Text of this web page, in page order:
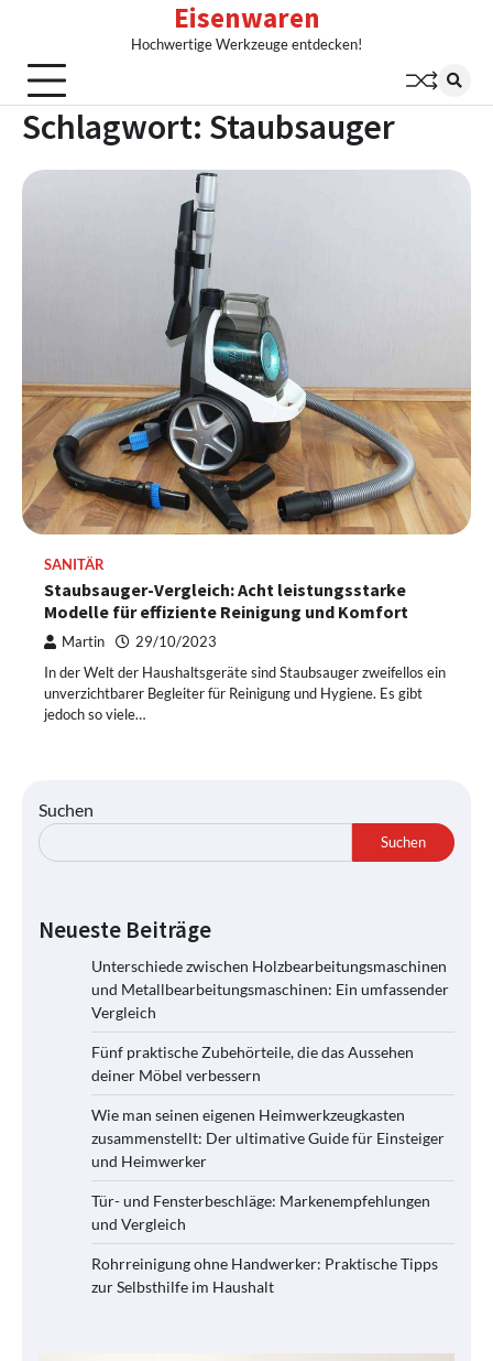
content
Eisenwaren
Hochwertige Werkzeuge entdecken!
Schlagwort: Staubsauger
SANITÄR
Staubsauger-Vergleich: Acht leistungsstarke
Modelle für effiziente Reinigung und Komfort
Martin 29/10/2023
In der Welt der Haushaltsgeräte sind Staubsauger zweifellos ein
unverzichtbarer Begleiter für Reinigung und Hygiene. Es gibt
jedoch so viele…
Suchen
Suchen
Neueste Beiträge
Unterschiede zwischen Holzbearbeitungsmaschinen
und Metallbearbeitungsmaschinen: Ein umfassender
Vergleich
Fünf praktische Zubehörteile, die das Aussehen
deiner Möbel verbessern
Wie man seinen eigenen Heimwerkzeugkasten
zusammenstellt: Der ultimative Guide für Einsteiger
und Heimwerker
Tür- und Fensterbeschläge: Markenempfehlungen
und Vergleich
Rohrreinigung ohne Handwerker: Praktische Tipps
zur Selbsthilfe im Haushalt